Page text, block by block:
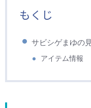
もくじ
サビシゲまゆの
アイテム情報